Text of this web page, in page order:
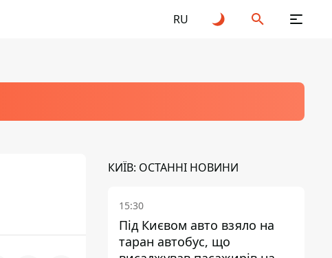
RU
КИЇВ: ОСТАННІ НОВИНИ
15:30
Під Києвом авто взяло на
таран автобус, що